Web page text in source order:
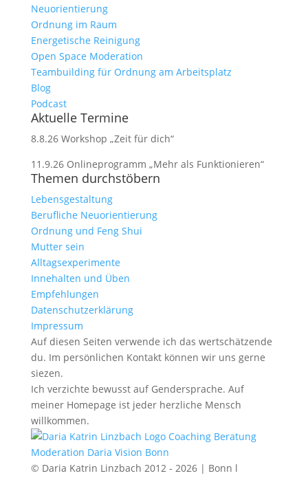
Neuorientierung
Ordnung im Raum
Energetische Reinigung
Open Space Moderation
Teambuilding für Ordnung am Arbeitsplatz
Blog
Podcast
Aktuelle Termine
8.8.26 Workshop „Zeit für dich“
11.9.26 Onlineprogramm „Mehr als Funktionieren“
Themen durchstöbern
Lebensgestaltung
Berufliche Neuorientierung
Ordnung und Feng Shui
Mutter sein
Alltagsexperimente
Innehalten und Üben
Empfehlungen
Datenschutzerklärung
Impressum
Auf diesen Seiten verwende ich das wertschätzende
du. Im persönlichen Kontakt können wir uns gerne
siezen.
Ich verzichte bewusst auf Gendersprache. Auf
meiner Homepage ist jeder herzliche Mensch
willkommen.
© Daria Katrin Linzbach 2012 - 2026 | Bonn l